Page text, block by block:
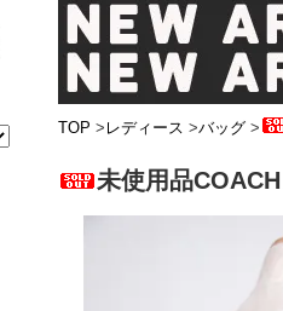
TOP > レディース >バッグ >
未使用品